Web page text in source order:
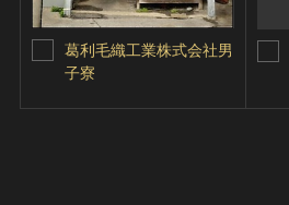
葛利毛織工業株式会社男
子寮